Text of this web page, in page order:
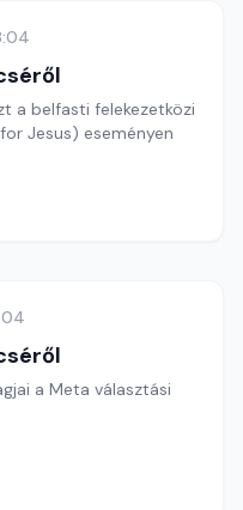
a belfasti felekezetközi
Jesus) eseményen
a Meta választási